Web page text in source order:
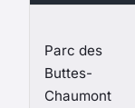
Parc des
Buttes-
Chaumont